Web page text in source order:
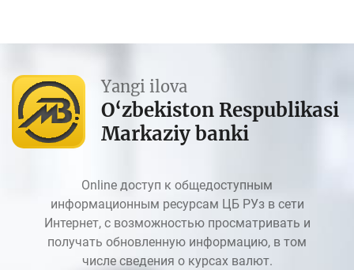
Yangi ilova
O‘zbekiston Respublikasi
Markaziy banki
Online доступ к общедоступным
информационным ресурсам ЦБ РУз в сети
Интернет, с возможностью просматривать и
получать обновленную информацию, в том
числе сведения о курсах валют.